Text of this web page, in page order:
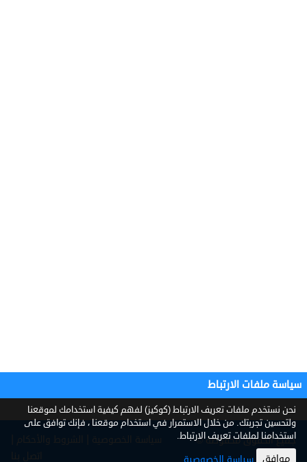
جميع الحقوق محفوظة ©
2026
سياسة ملفات الارتباط
نحن نستخدم ملفات تعريف الارتباط (كوكيز) لفهم كيفية استخدامك لموقعنا
ولتحسين تجربتك. من خلال الاستمرار في استخدام موقعنا ، فإنك توافق على
استخدامنا لملفات تعريف الارتباط.
موافق